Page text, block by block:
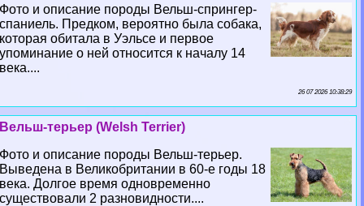
Фото и описание породы Вельш-спрингер-
спаниель. Предком, вероятно была собака,
которая обитала в Уэльсе и первое
упоминание о ней относится к началу 14
века....
26 07 2026 10:38:29
Вельш-терьер (Welsh Terrier)
Фото и описание породы Вельш-терьер.
Выведена в Великобритании в 60-е годы 18
века. Долгое время одновременно
существовали 2 разновидности....